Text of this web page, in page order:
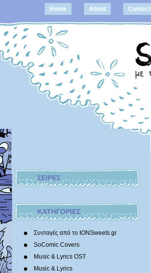
Home About Contact
ΣΕΙΡΕΣ
ΚΑΤΗΓΟΡΙΕΣ
Συνταγές από το IONSweets.gr
SoComic Covers
Music & Lyrics OST
Music & Lyrics